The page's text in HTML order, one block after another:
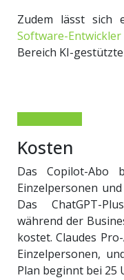
Zudem lässt sich
Software-Entwickler
Bereich KI-
Kosten
Das Copilot-Abo
Einzelpersonen
Das ChatGPT-
während der
kostet. Claudes
Einzelpersonen,
Plan beginnt bei 25